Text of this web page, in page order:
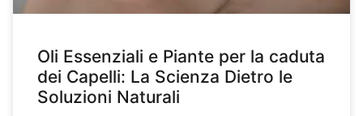
Oli Essenziali e Piante per la caduta
dei Capelli: La Scienza Dietro le
Soluzioni Naturali